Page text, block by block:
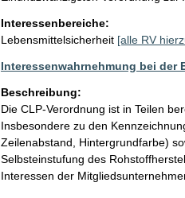
Interessenbereiche:
Lebensmittelsicherheit [alle RV
Interessenwahrnehmung bei der
Beschreibung:
Die CLP-Verordnung ist in Teilen
Insbesondere zu den
Zeilenabstand, Hintergrundfarbe)
Selbsteinstufung des
Interessen der